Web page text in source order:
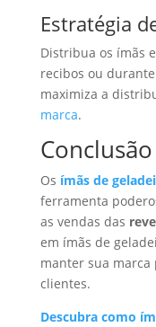
Estratégia
Distribua os ímãs
recibos ou
maximiza a
marca.
Conclusão
Os ímãs de
ferramenta
as vendas das
em ímãs de
manter sua marca
clientes.
Descubra como